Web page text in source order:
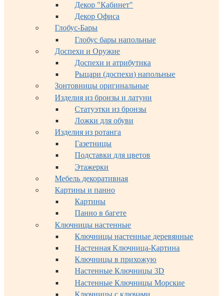
Декор "Кабинет"
Декор Офиса
Глобус-Бары
Глобус бары напольные
Доспехи и Оружие
Доспехи и атрибутика
Рыцари (доспехи) напольные
Зонтовницы оригинальные
Изделия из бронзы и латуни
Статуэтки из бронзы
Ложки для обуви
Изделия из ротанга
Газетницы
Подставки для цветов
Этажерки
Мебель декоративная
Картины и панно
Картины
Панно в багете
Ключницы настенные
Ключницы настенные деревянные
Настенная Ключница-Картина
Ключницы в прихожую
Настенные Ключницы 3D
Настенные Ключницы Морские
Ключницы с ключами